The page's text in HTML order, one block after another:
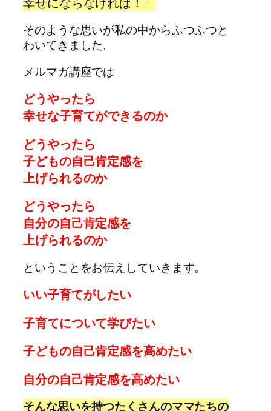
そのような思いが私の中からふつふつと
わいてきました。
メルマガ講座では
どうやったら
幸せな子育てができるのか
どうやったら
子どもの自己肯定感を
上げられるのか
どうやったら
自分の自己肯定感を
上げられるのか
ということをお伝えしていきます。
いい子育てがしたい
子育てについて学びたい
子どもの自己肯定感を高めたい
自分の自己肯定感を高めたい
そんな思いを持つたくさんのママたちの